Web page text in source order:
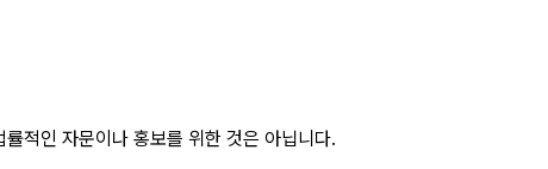
적인 자문이나 홍보를 위한 것은 아닙니다.